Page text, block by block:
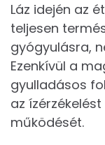
Láz idején az
teljesen
gyógyulásra,
Ezenkívül a
gyulladásos
az
működését.